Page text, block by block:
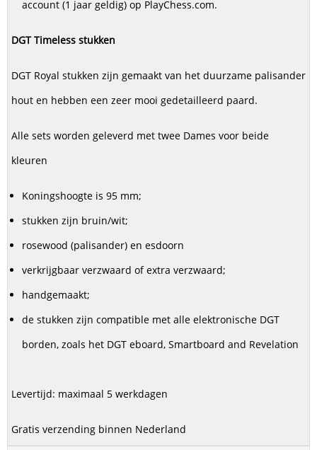
account (1 jaar geldig) op PlayChess.com.
DGT Timeless stukken
DGT Royal stukken zijn gemaakt van het duurzame palisander
hout en hebben een zeer mooi gedetailleerd paard.
Alle sets worden geleverd met twee Dames voor beide
kleuren
Koningshoogte is 95 mm;
stukken zijn bruin/wit;
rosewood (palisander) en esdoorn
verkrijgbaar verzwaard of extra verzwaard;
handgemaakt;
de stukken zijn compatible met alle elektronische DGT
borden, zoals het DGT eboard, Smartboard and Revelation
Levertijd: maximaal 5 werkdagen
Gratis verzending binnen Nederland